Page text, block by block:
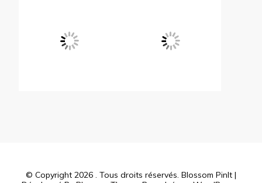
© Copyright 2026 . Tous droits réservés. Blossom PinIt |